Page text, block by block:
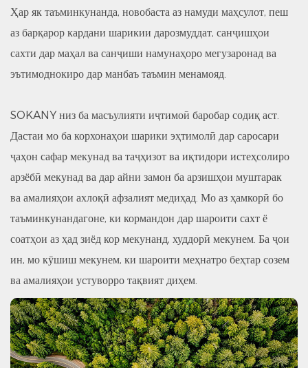
Ҳар як таъминкунанда, новобаста аз намуди маҳсулот, пеш
аз барқарор кардани шарикии дарозмуддат, санҷишҳои
сахти дар маҳал ва санҷиши намунаҳоро мегузаронад ва
эътимоднокиро дар манбаъ таъмин менамояд.
SOKANY низ ба масъулияти иҷтимоӣ баробар содиқ аст.
Дастаи мо ба корхонаҳои шарики эҳтимолӣ дар саросари
ҷаҳон сафар мекунад ва таҷҳизот ва иқтидори истеҳсолиро
арзёбӣ мекунад ва дар айни замон ба арзишҳои муштарак
ва амалияҳои ахлоқӣ афзалият медиҳад. Мо аз ҳамкорӣ бо
таъминкунандагоне, ки кормандон дар шароити сахт ё
соатҳои аз ҳад зиёд кор мекунанд, худдорӣ мекунем. Ба ҷои
ин, мо кӯшиш мекунем, ки шароити меҳнатро беҳтар созем
ва амалияҳои устуворро тақвият диҳем.